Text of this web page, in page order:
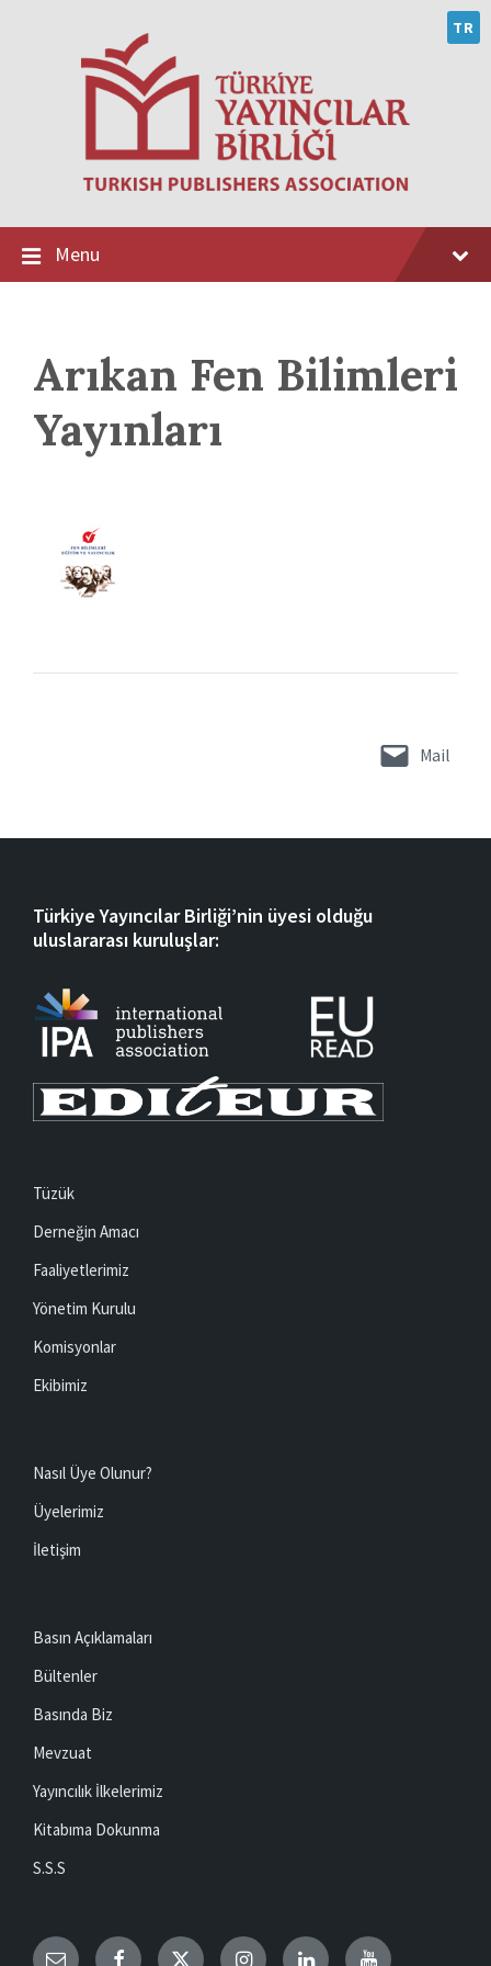
TR
Menu
Arıkan Fen Bilimleri
Yayınları
Mail
Türkiye Yayıncılar Birliği’nin üyesi olduğu
uluslararası kuruluşlar:
Tüzük
Derneğin Amacı
Faaliyetlerimiz
Yönetim Kurulu
Komisyonlar
Ekibimiz
Nasıl Üye Olunur?
Üyelerimiz
İletişim
Basın Açıklamaları
Bültenler
Basında Biz
Mevzuat
Yayıncılık İlkelerimiz
Kitabıma Dokunma
S.S.S
Email Facebook TwitterInstagramLinkedInYouTube